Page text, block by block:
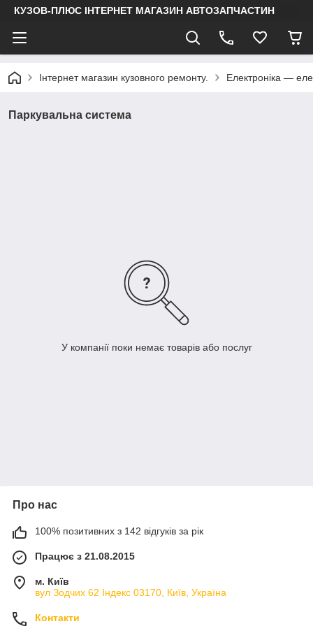
КУЗОВ-ПЛЮС ІНТЕРНЕТ МАГАЗИН АВТОЗАПЧАСТИН
Інтернет магазин кузовного ремонту. Електроніка —
Паркувальна система
У компанії поки немає товарів або послуг
Про нас
100% позитивних з 142 відгуків за рік
Працює з 21.08.2015
м. Київ
вул Зодчих 62 Індекс 03170, Київ, Україна
Контакти